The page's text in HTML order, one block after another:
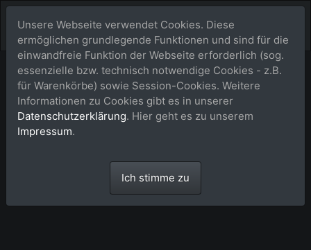
Lightbox (Favoriten)
Die Lightbox ist leer.
Unsere Webseite verwendet Cookies. Diese
ermöglichen grundlegende Funktionen und sind für die
einwandfreie Funktion der Webseite erforderlich (sog.
essenzielle bzw. technisch notwendige Cookies - z.B.
für Warenkörbe) sowie Session-Cookies. Weitere
Informationen zu Cookies gibt es in unserer
Datenschutzerklärung. Hier geht es zu unserem
Impressum.
Ich stimme zu